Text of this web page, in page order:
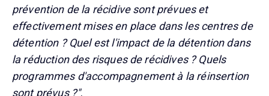
prévention de la récidive sont prévues et
effectivement mises en place dans les centres de
détention ? Quel est l'impact de la détention dans
la réduction des risques de récidives ? Quels
programmes d'accompagnement à la réinsertion
sont prévus ?".